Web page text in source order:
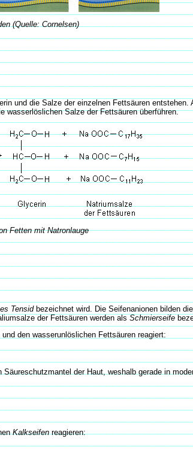
(Quelle: Cornelsen)
und die Salze der einzelnen Fettsäuren entstehen.
wasserlöslichen Salze der Fettsäuren überführen.
Fetten mit Natronlauge
Tensidbezeichnet wird. Die Seifenanionen bilden
der Fettsäuren werden als Schmierseife
den wasserunlöslichen Fettsäuren reagiert:
Säureschutzmantel der Haut, weshalb gerade in
Kalkseifenreagieren: